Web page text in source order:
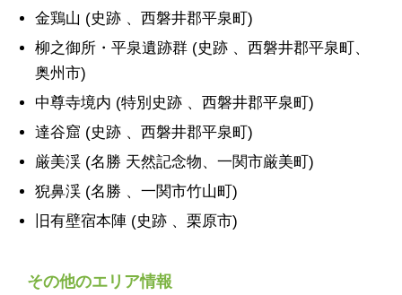
金鶏山 (史跡 、西磐井郡平泉町)
柳之御所・平泉遺跡群 (史跡 、西磐井郡平泉町、
奥州市)
中尊寺境内 (特別史跡 、西磐井郡平泉町)
達谷窟 (史跡 、西磐井郡平泉町)
厳美渓 (名勝 天然記念物、一関市厳美町)
猊鼻渓 (名勝 、一関市竹山町)
旧有壁宿本陣 (史跡 、栗原市)
その他のエリア情報